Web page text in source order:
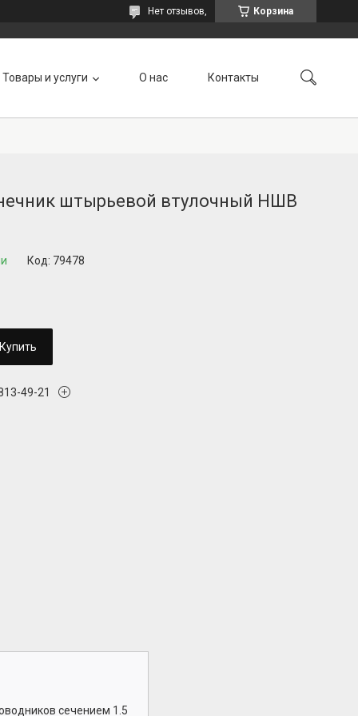
Корзина
Нет отзывов,
Товары и услуги О нас Контакты
штырьевой втулочный НШВ
Код: 79478
Купить
49-21
сечением 1.5